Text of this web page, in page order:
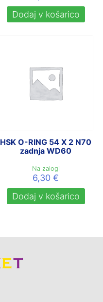
Dodaj v košarico
HSK O-RING 54 X 2 N70
zadnja WD60
Na zalogi
6,30€
Dodaj v košarico